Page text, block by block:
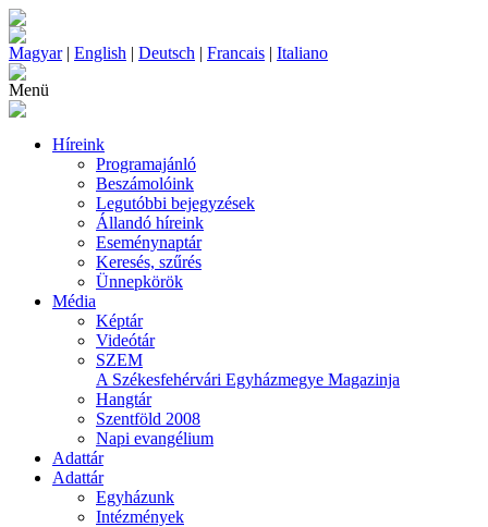
Magyar| English | Deutsch | Francais | Italiano
Menü
Híreink
Programajánló
Beszámolóink
Legutóbbi bejegyzések
Állandó híreink
Eseménynaptár
Keresés, szűrés
Ünnepkörök
Média
Képtár
Videótár
SZEM
A Székesfehérvári Egyházmegye Magazinja
Hangtár
Szentföld 2008
Napi evangélium
Adattár
Adattár
Egyházunk
Intézmények